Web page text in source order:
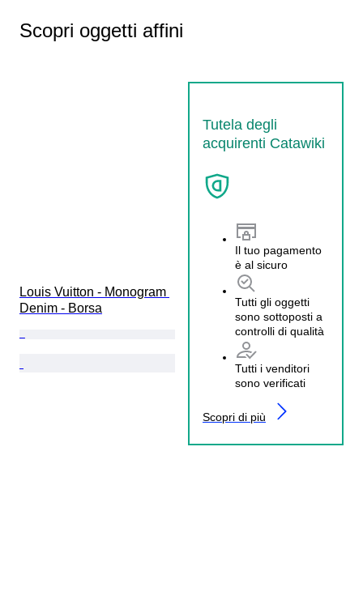
Scopri oggetti affini
Tutela degli
acquirenti Catawiki
Il tuo pagamento
è al sicuro
Tutti gli oggetti
sono sottoposti a
controlli di qualità
Tutti i venditori
sono verificati
Scopri di più
Louis Vuitton - Monogram
Denim - Borsa